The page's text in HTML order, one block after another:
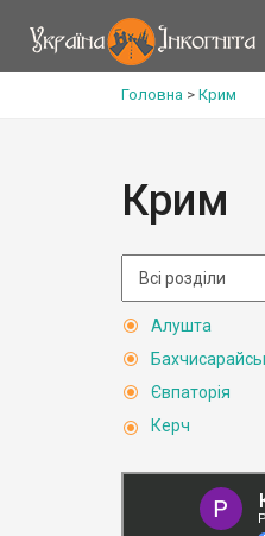
Головна > Крим
Крим
Алушта
Євпаторія
Керч